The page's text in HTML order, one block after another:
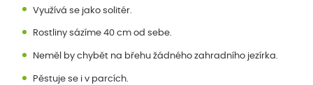
Využívá se jako solitér.
Rostliny sázíme 40 cm od sebe.
Neměl by chybět na břehu žádného zahradního jezírka.
Pěstuje se i v parcích.